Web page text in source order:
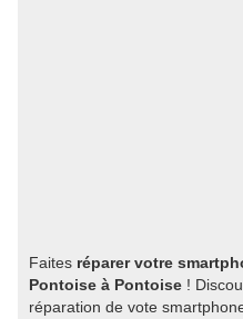
Faites réparer votre
Pontoise à Pontoise !
réparation de vote